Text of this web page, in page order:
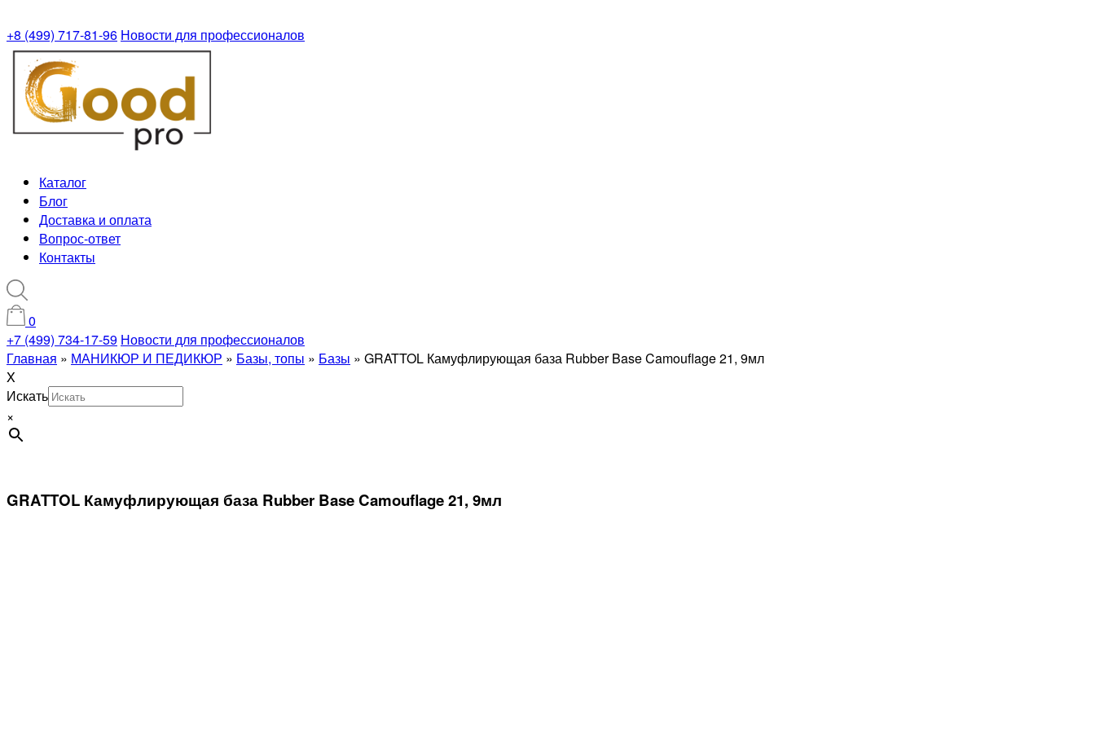
+8 (499) 717-81-96 Новости для профессионалов
Каталог
Блог
Доставка и оплата
Вопрос-ответ
Контакты
0
+7 (499) 734-17-59 Новости для профессионалов
Главная » МАНИКЮР И ПЕДИКЮР » Базы, топы » Базы » GRATTOL Камуфлирующая база Rubber Base Camouflage 21, 9мл
X
Искать
×
GRATTOL Камуфлирующая база Rubber Base Camouflage 21, 9мл